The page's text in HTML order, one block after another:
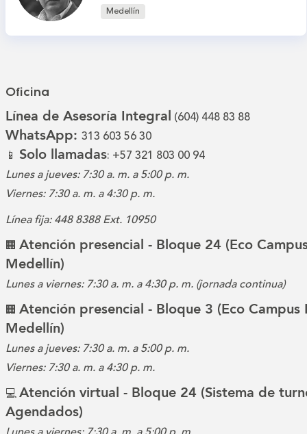
Medellín
Oficina
Línea de Asesoría Integral (604) 448 83 88
WhatsApp: 313 603 56 30
📱 Solo llamadas: +57 321 803 00 94
Lunes a jueves: 7:30 a. m. a 5:00 p. m.
Viernes: 7:30 a. m. a 4:30 p. m.
Línea fija: 448 8388 Ext. 10950
🏢 Atención presencial - Bloque 24 (Eco
Medellín)
Lunes a viernes: 7:30 a. m. a 4:30 p. m. (jornada continua)
🏢 Atención presencial - Bloque 3 (Eco Campus
Medellín)
Lunes a jueves: 7:30 a. m. a 5:00 p. m.
Viernes: 7:30 a. m. a 4:30 p. m.
💻Atención virtual - Bloque 24 (Sistema de
Agendados)